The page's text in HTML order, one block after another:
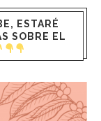
ESTARÉ
SOBRE EL